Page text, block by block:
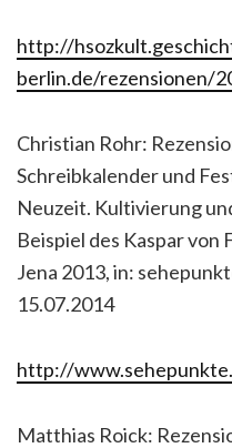
http://
berlin.de/rezensionen/
Christian Rohr:
Schreibkalender und
Neuzeit. Kultivierung
Beispiel des Kaspar
Jena 2013, in:
15.07.2014
http://
Matthias Roick: